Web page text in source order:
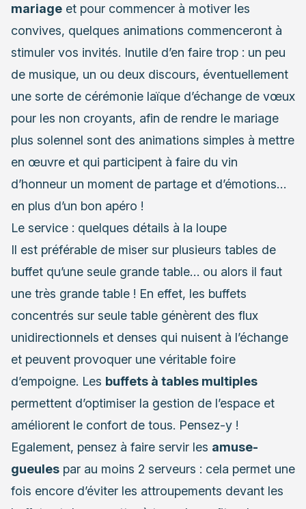
mariage et pour commencer à motiver les
convives, quelques animations commenceront à
stimuler vos invités. Inutile d’en faire trop : un peu
de musique, un ou deux discours, éventuellement
une sorte de cérémonie laïque d’échange de vœux
pour les non croyants, afin de rendre le mariage
plus solennel sont des animations simples à mettre
en œuvre et qui participent à faire du vin
d’honneur un moment de partage et d’émotions…
en plus d’un bon apéro !
Le service : quelques détails à la loupe
Il est préférable de miser sur plusieurs tables de
buffet qu’une seule grande table… ou alors il faut
une très grande table ! En effet, les buffets
concentrés sur seule table génèrent des flux
unidirectionnels et denses qui nuisent à l’échange
et peuvent provoquer une véritable foire
d’empoigne. Les buffets à tables multiples
permettent d’optimiser la gestion de l’espace et
améliorent le confort de tous. Pensez-y !
Egalement, pensez à faire servir les amuse-
gueules par au moins 2 serveurs : cela permet une
fois encore d’éviter les attroupements devant les